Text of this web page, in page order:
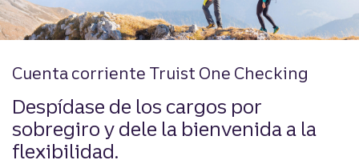
Cuenta corriente Truist One Checking
Despídase de los cargos por
sobregiro y dele la bienvenida a la
flexibilidad.